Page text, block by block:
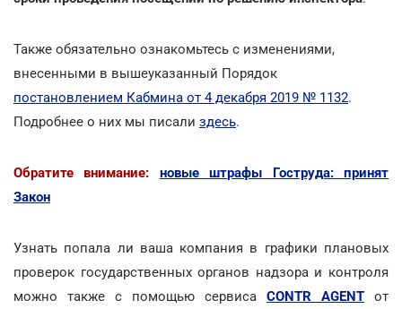
Также обязательно ознакомьтесь с изменениями,
внесенными в вышеуказанный Порядок
постановлением Кабмина от 4 декабря 2019 № 1132.
Подробнее о них мы писали здесь.
Обратите внимание:
новые штрафы Гоструда: принят
Закон
Узнать попала ли ваша компания в графики плановых
проверок государственных органов надзора и контроля
можно также с помощью сервиса CONTR AGENT от